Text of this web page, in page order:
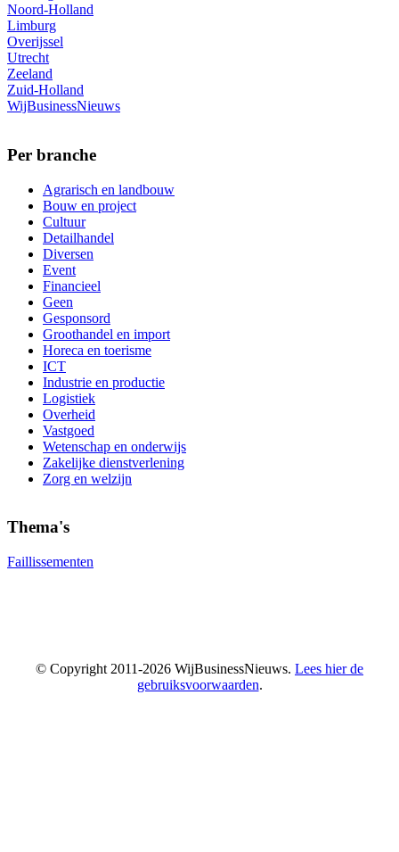
Noord-Holland
Limburg
Overijssel
Utrecht
Zeeland
Zuid-Holland
WijBusinessNieuws
Per branche
Agrarisch en landbouw
Bouw en project
Cultuur
Detailhandel
Diversen
Event
Financieel
Geen
Gesponsord
Groothandel en import
Horeca en toerisme
ICT
Industrie en productie
Logistiek
Overheid
Vastgoed
Wetenschap en onderwijs
Zakelijke dienstverlening
Zorg en welzijn
Thema's
Faillissementen
© Copyright 2011-2026 WijBusinessNieuws. Lees hier de
gebruiksvoorwaarden.